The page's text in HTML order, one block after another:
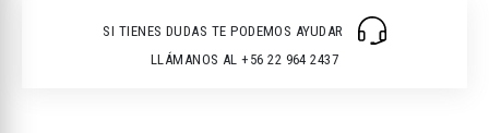
SI TIENES DUDAS TE PODEMOS AYUDAR
LLÁMANOS AL +56 22 964 2437